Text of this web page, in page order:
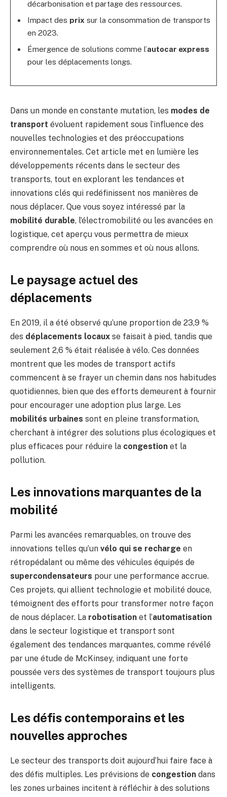
décarbonisation et partage des ressources.
Impact des prix sur la consommation de transports
en 2023.
Émergence de solutions comme l’autocar express
pour les déplacements longs.
Dans un monde en constante mutation, les modes de
transport évoluent rapidement sous l’influence des
nouvelles technologies et des préoccupations
environnementales. Cet article met en lumière les
développements récents dans le secteur des
transports, tout en explorant les tendances et
innovations clés qui redéfinissent nos manières de
nous déplacer. Que vous soyez intéressé par la
mobilité durable, l’électromobilité ou les avancées en
logistique, cet aperçu vous permettra de mieux
comprendre où nous en sommes et où nous allons.
Le paysage actuel des
déplacements
En 2019, il a été observé qu’une proportion de 23,9 %
des déplacements locaux se faisait à pied, tandis que
seulement 2,6 % était réalisée à vélo. Ces données
montrent que les modes de transport actifs
commencent à se frayer un chemin dans nos habitudes
quotidiennes, bien que des efforts demeurent à fournir
pour encourager une adoption plus large. Les
mobilités urbaines sont en pleine transformation,
cherchant à intégrer des solutions plus écologiques et
plus efficaces pour réduire la congestion et la
pollution.
Les innovations marquantes de la
mobilité
Parmi les avancées remarquables, on trouve des
innovations telles qu’un vélo qui se recharge en
rétropédalant ou même des véhicules équipés de
supercondensateurs pour une performance accrue.
Ces projets, qui allient technologie et mobilité douce,
témoignent des efforts pour transformer notre façon
de nous déplacer. La robotisation et l’automatisation
dans le secteur logistique et transport sont
également des tendances marquantes, comme révélé
par une étude de McKinsey, indiquant une forte
poussée vers des systèmes de transport toujours plus
intelligents.
Les défis contemporains et les
nouvelles approches
Le secteur des transports doit aujourd’hui faire face à
des défis multiples. Les prévisions de congestion dans
les zones urbaines incitent à réfléchir à des solutions